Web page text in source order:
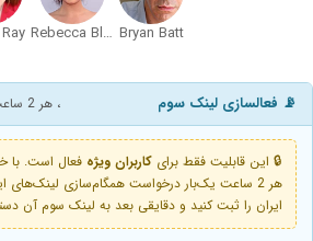
Bryan Batt
Rebecca Black
📡 فعالسازی لینک سوم ، هر 2 ساعت یک فیلم برای یک کاربر ویژه
🔒 این قابلیت فقط برای کاربران ویژه فعال است. با
ایران را ثبت کنید و دقایقی بعد به لینک سوم آن